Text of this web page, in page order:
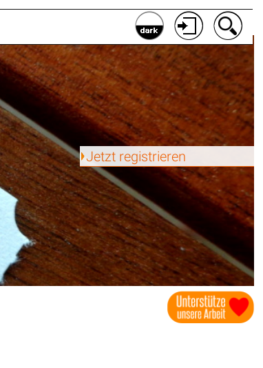
Jetzt registrieren